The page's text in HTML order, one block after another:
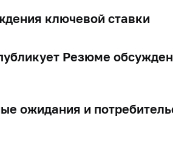
ключевой ставки
Резюме
ожидания и